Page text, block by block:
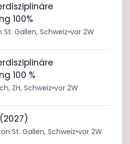
100%
St. Gallen, Schweiz•vor 2W
100 %
ZH, Schweiz•vor 2W
St. Gallen, Schweiz•vor 2W